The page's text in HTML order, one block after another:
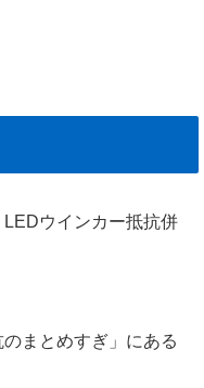
ウインカー抵抗併
まとめすぎ」にある